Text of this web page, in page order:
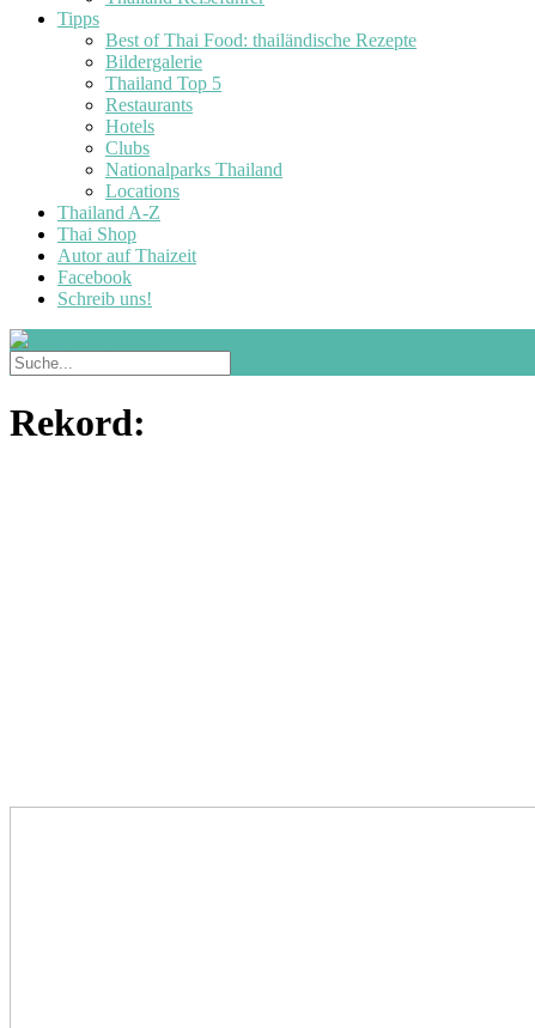
Tipps
Best of Thai Food: thailändische Rezepte
Bildergalerie
Thailand Top 5
Restaurants
Hotels
Clubs
Nationalparks Thailand
Locations
Thailand A-Z
Thai Shop
Autor auf Thaizeit
Facebook
Schreib uns!
Rekord: